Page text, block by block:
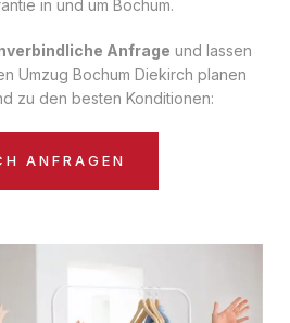
in und um Bochum.
Anfrage und lassen
Umzug Bochum Diekirch planen
zu den besten Konditionen:
ANFRAGEN